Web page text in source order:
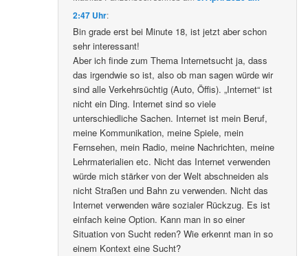
2:47 Uhr:
Bin grade erst bei Minute 18, ist jetzt aber schon
sehr interessant!
Aber ich finde zum Thema Internetsucht ja, dass
das irgendwie so ist, also ob man sagen würde wir
sind alle Verkehrsüchtig (Auto, Öffis). „Internet“ ist
nicht ein Ding. Internet sind so viele
unterschiedliche Sachen. Internet ist mein Beruf,
meine Kommunikation, meine Spiele, mein
Fernsehen, mein Radio, meine Nachrichten, meine
Lehrmaterialien etc. Nicht das Internet verwenden
würde mich stärker von der Welt abschneiden als
nicht Straßen und Bahn zu verwenden. Nicht das
Internet verwenden wäre sozialer Rückzug. Es ist
einfach keine Option. Kann man in so einer
Situation von Sucht reden? Wie erkennt man in so
einem Kontext eine Sucht?